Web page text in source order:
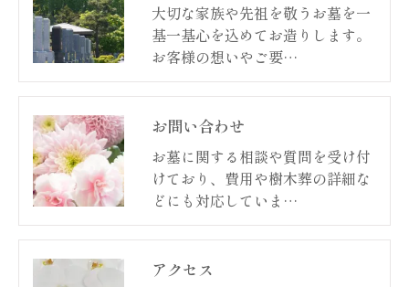
大切な家族や先祖を敬うお墓を一
基一基心を込めてお造りします。
お客様の想いやご要…
お問い合わせ
お墓に関する相談や質問を受け付
けており、費用や樹木葬の詳細な
どにも対応していま…
アクセス